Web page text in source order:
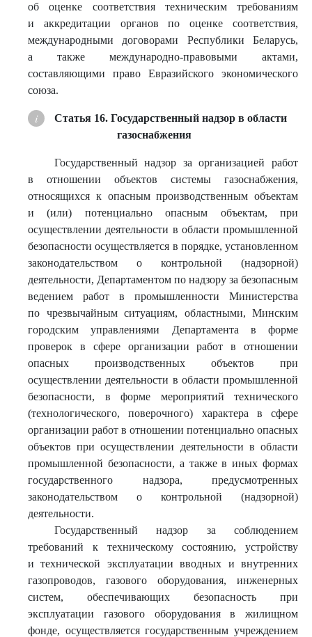
об оценке соответствия техническим требованиям
и аккредитации органов по оценке соответствия,
международными договорами Республики Беларусь,
а также международно-правовыми актами,
составляющими право Евразийского экономического
союза.
Статья 16. Государственный надзор в области
газоснабжения
Государственный надзор за организацией работ
в отношении объектов системы газоснабжения,
относящихся к опасным производственным объектам
и (или) потенциально опасным объектам, при
осуществлении деятельности в области промышленной
безопасности осуществляется в порядке, установленном
законодательством о контрольной (надзорной)
деятельности, Департаментом по надзору за безопасным
ведением работ в промышленности Министерства
по чрезвычайным ситуациям, областными, Минским
городским управлениями Департамента в форме
проверок в сфере организации работ в отношении
опасных производственных объектов при
осуществлении деятельности в области промышленной
безопасности, в форме мероприятий технического
(технологического, поверочного) характера в сфере
организации работ в отношении потенциально опасных
объектов при осуществлении деятельности в области
промышленной безопасности, а также в иных формах
государственного надзора, предусмотренных
законодательством о контрольной (надзорной)
деятельности.
Государственный надзор за соблюдением
требований к техническому состоянию, устройству
и технической эксплуатации вводных и внутренних
газопроводов, газового оборудования, инженерных
систем, обеспечивающих безопасность при
эксплуатации газового оборудования в жилищном
фонде, осуществляется государственным учреждением